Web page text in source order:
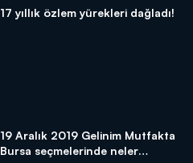
17 yıllık özlem yürekleri dağladı!
19 Aralık 2019 Gelinim Mutfakta
Bursa seçmelerinde neler